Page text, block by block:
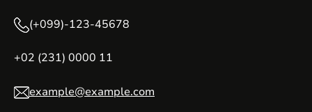
(+099)-123-45678
+02 (231) 0000 11
example@example.com